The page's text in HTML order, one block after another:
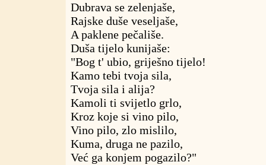
Dubrava se zelenjaše,
Rajske duše veseljaše,
A paklene pečališe.
Duša tijelo kunijaše:
"Bog t' ubio, griješno tijelo!
Kamo tebi tvoja sila,
Tvoja sila i alija?
Kamoli ti svijetlo grlo,
Kroz koje si vino pilo,
Vino pilo, zlo mislilo,
Kuma, druga ne pazilo,
Već ga konjem pogazilo?"